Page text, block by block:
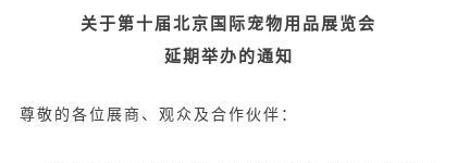
关于第十届北京国际宠物用品展览会
延期举办的通知
尊敬的各位展商、观众及合作伙伴：